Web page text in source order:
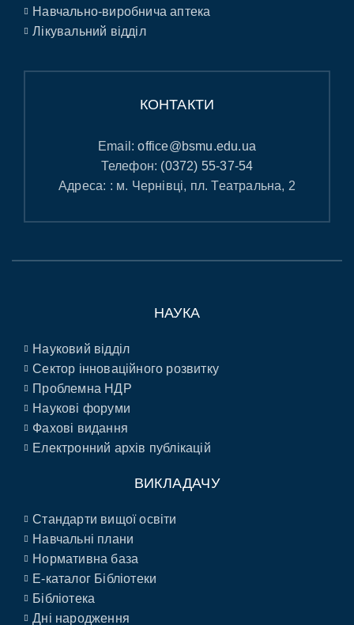
Навчально-виробнича аптека
Лікувальний відділ
КОНТАКТИ
Email:office@bsmu.edu.ua
Телефон: (0372) 55-37-54
Адреса: : м. Чернівці, пл. Театральна, 2
НАУКА
Науковий відділ
Сектор інноваційного розвитку
Проблемна НДР
Наукові форуми
Фахові видання
Електронний архів публікацій
ВИКЛАДАЧУ
Стандарти вищої освіти
Навчальні плани
Нормативна база
E-каталог Бібліотеки
Бібліотека
Дні народження